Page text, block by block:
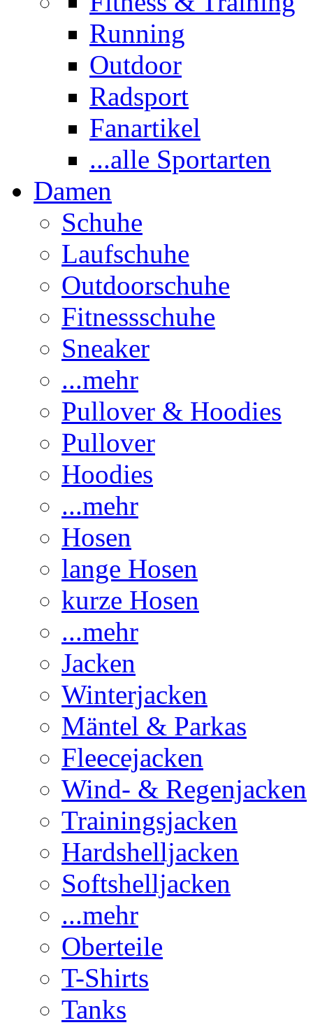
Running
Outdoor
Radsport
Fanartikel
...alle Sportarten
Damen
Schuhe
Laufschuhe
Outdoorschuhe
Fitnessschuhe
Sneaker
...mehr
Pullover & Hoodies
Pullover
Hoodies
...mehr
Hosen
lange Hosen
kurze Hosen
...mehr
Jacken
Winterjacken
Mäntel & Parkas
Fleecejacken
Wind- & Regenjacken
Trainingsjacken
Hardshelljacken
Softshelljacken
...mehr
Oberteile
T-Shirts
Tanks